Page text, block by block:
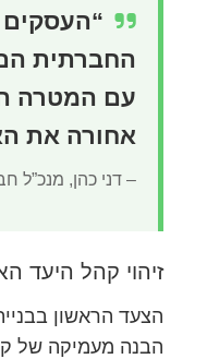
החברתית
עם המטרה
אחורה את
– דני כהן, מנכ”ל
זיהוי קהל היעד
הצעד הראשון
הבנה מעמיקה של